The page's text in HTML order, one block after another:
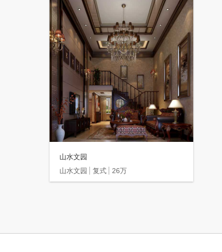
山水文园
山水文园
复式 26万